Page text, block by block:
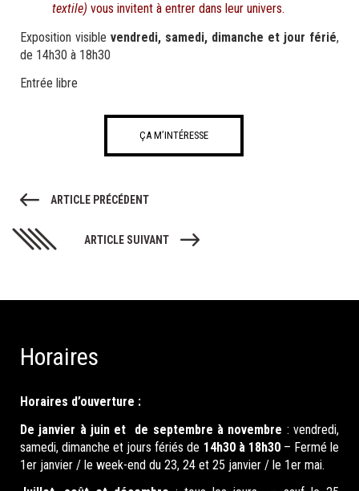
textile) vous invitent à entrer dans leur univers.
Exposition visible vendredi, samedi, dimanche et jour férié,
de 14h30 à 18h30
Entrée libre
ÇA M’INTÉRESSE
ARTICLE PRÉCÉDENT
ARTICLE SUIVANT
Horaires
Horaires d’ouverture :
De janvier à juin et de septembre à novembre : vendredi,
samedi, dimanche et jours fériés de 14h30 à 18h30– Fermé le
1er janvier / le week-end du 23, 24 et 25 janvier / le 1er mai.